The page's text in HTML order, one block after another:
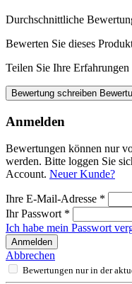
Durchschnittliche
Bewerten Sie dieses
Teilen Sie Ihre
Bewertung schreiben
Anmelden
Bewertungen können nur
werden. Bitte loggen Sie
Account. Neuer Kunde?
Ihre E-Mail-Adresse *
Ihr Passwort *
Ich habe mein Passwort
Anmelden
Abbrechen
Bewertungen nur in der